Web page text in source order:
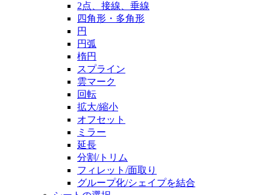
2点、接線、垂線
四角形・多角形
円
円弧
楕円
スプライン
雲マーク
回転
拡大/縮小
オフセット
ミラー
延長
分割/トリム
フィレット/面取り
グループ化/シェイプを結合